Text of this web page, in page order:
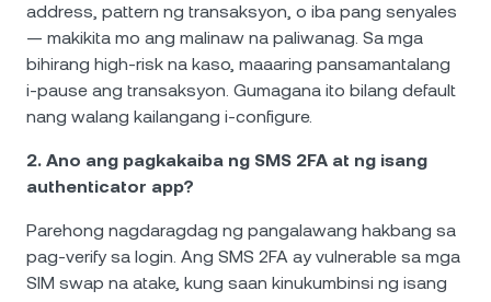
address, pattern ng transaksyon, o iba pang senyales
— makikita mo ang malinaw na paliwanag. Sa mga
bihirang high-risk na kaso, maaaring pansamantalang
i-pause ang transaksyon. Gumagana ito bilang default
nang walang kailangang i-configure.
2. Ano ang pagkakaiba ng SMS 2FA at ng isang
authenticator app?
Parehong nagdaragdag ng pangalawang hakbang sa
pag-verify sa login. Ang SMS 2FA ay vulnerable sa mga
SIM swap na atake, kung saan kinukumbinsi ng isang